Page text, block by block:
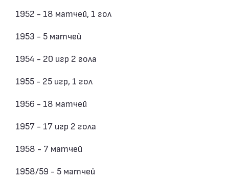
1952 - 18 матчей, 1 гол
1953 - 5 матчей
1954 - 20 игр 2 гола
1955 - 25 игр, 1 гол
1956 - 18 матчей
1957 - 17 игр 2 гола
1958 - 7 матчей
1958/59 - 5 матчей